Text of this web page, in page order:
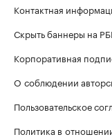
Контактная
Скрыть баннеры на
Корпоративная
О соблюдении
Пользовательское
Политика в